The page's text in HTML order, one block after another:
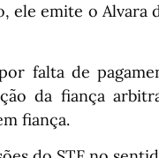
ele emite o
falta de
da fiança
fiança.